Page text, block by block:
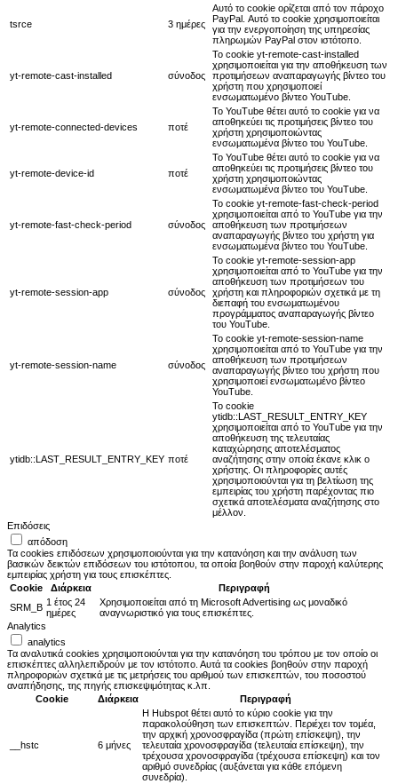
tsrce 3 ημέρες
Αυτό το cookie ορίζεται από τον πάροχο
PayPal. Αυτό το cookie χρησιμοποιείται
για την ενεργοποίηση της υπηρεσίας
πληρωμών PayPal στον ιστότοπο.
yt-remote-cast-installed σύνοδος
Το cookie yt-remote-cast-installed
χρησιμοποιείται για την αποθήκευση των
προτιμήσεων αναπαραγωγής βίντεο του
χρήστη που χρησιμοποιεί
ενσωματωμένο βίντεο YouTube.
yt-remote-connected-devices ποτέ
Το YouTube θέτει αυτό το cookie για να
αποθηκεύει τις προτιμήσεις βίντεο του
χρήστη χρησιμοποιώντας
ενσωματωμένα βίντεο του YouTube.
yt-remote-device-id ποτέ
Το YouTube θέτει αυτό το cookie για να
αποθηκεύει τις προτιμήσεις βίντεο του
χρήστη χρησιμοποιώντας
ενσωματωμένα βίντεο του YouTube.
yt-remote-fast-check-period σύνοδος
Το cookie yt-remote-fast-check-period
χρησιμοποιείται από το YouTube για την
αποθήκευση των προτιμήσεων
αναπαραγωγής βίντεο του χρήστη για
ενσωματωμένα βίντεο του YouTube.
yt-remote-session-app σύνοδος
Το cookie yt-remote-session-app
χρησιμοποιείται από το YouTube για την
αποθήκευση των προτιμήσεων του
χρήστη και πληροφοριών σχετικά με τη
διεπαφή του ενσωματωμένου
προγράμματος αναπαραγωγής βίντεο
του YouTube.
yt-remote-session-name σύνοδος
Το cookie yt-remote-session-name
χρησιμοποιείται από το YouTube για την
αποθήκευση των προτιμήσεων
αναπαραγωγής βίντεο του χρήστη που
χρησιμοποιεί ενσωματωμένο βίντεο
YouTube.
ytidb::LAST_RESULT_ENTRY_KEY ποτέ
Το cookie
ytidb::LAST_RESULT_ENTRY_KEY
χρησιμοποιείται από το YouTube για την
αποθήκευση της τελευταίας
καταχώρησης αποτελέσματος
αναζήτησης στην οποία έκανε κλικ ο
χρήστης. Οι πληροφορίες αυτές
χρησιμοποιούνται για τη βελτίωση της
εμπειρίας του χρήστη παρέχοντας πιο
σχετικά αποτελέσματα αναζήτησης στο
μέλλον.
Επιδόσεις
απόδοση
Τα cookies επιδόσεων χρησιμοποιούνται για την κατανόηση και την ανάλυση των
βασικών δεικτών επιδόσεων του ιστότοπου, τα οποία βοηθούν στην παροχή καλύτερης
εμπειρίας χρήστη για τους επισκέπτες.
Cookie
Διάρκεια
Περιγραφή
SRM_B 1 έτος 24
ημέρες
Χρησιμοποιείται από τη Microsoft Advertising ως μοναδικό
αναγνωριστικό για τους επισκέπτες.
Analytics
analytics
Τα αναλυτικά cookies χρησιμοποιούνται για την κατανόηση του τρόπου με τον οποίο οι
επισκέπτες αλληλεπιδρούν με τον ιστότοπο. Αυτά τα cookies βοηθούν στην παροχή
πληροφοριών σχετικά με τις μετρήσεις του αριθμού των επισκεπτών, του ποσοστού
αναπήδησης, της πηγής επισκεψιμότητας κ.λπ.
Cookie
Διάρκεια Περιγραφή
__hstc 6 μήνες
Η Hubspot θέτει αυτό το κύριο cookie για την
παρακολούθηση των επισκεπτών. Περιέχει τον τομέα,
την αρχική χρονοσφραγίδα (πρώτη επίσκεψη), την
τελευταία χρονοσφραγίδα (τελευταία επίσκεψη), την
τρέχουσα χρονοσφραγίδα (τρέχουσα επίσκεψη) και τον
αριθμό συνεδρίας (αυξάνεται για κάθε επόμενη
συνεδρία).